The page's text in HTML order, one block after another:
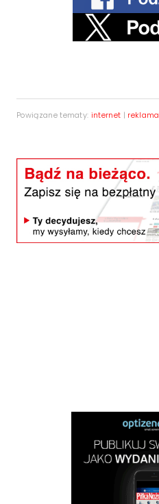
Powiązane tematy: internet | reklama